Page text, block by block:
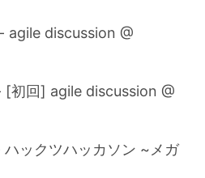
agile discussion @
[初回] agile discussion @
ックツハッカソン ~メガ